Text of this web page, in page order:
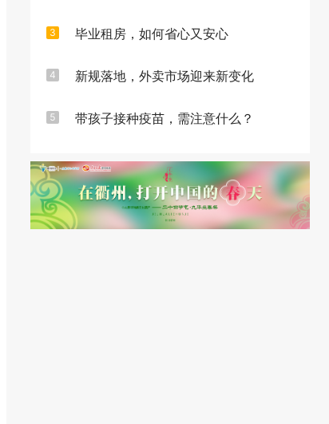
3 毕业租房，如何省心又安心
4 新规落地，外卖市场迎来新变化
5 带孩子接种疫苗，需注意什么？